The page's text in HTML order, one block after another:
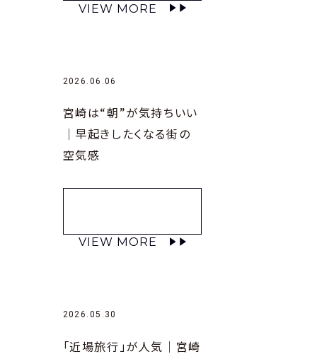
VIEW MORE
宮崎は“朝”が気持ちいい
｜早起きしたくなる街の
空気感
2026.06.06
VIEW MORE
「近場旅行」が人気｜宮崎
2026.05.30